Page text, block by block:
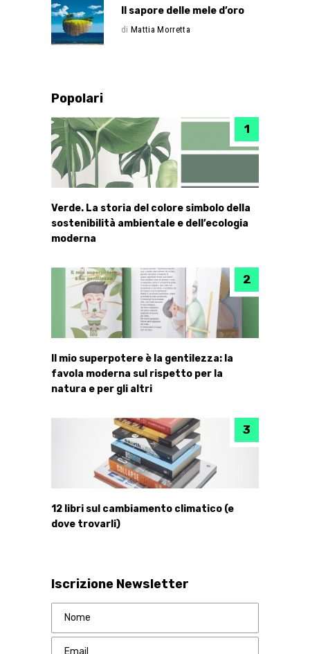
Il sapore delle mele d’oro
di Mattia Morretta
Popolari
Verde. La storia del colore simbolo della
sostenibilità ambientale e dell’ecologia
moderna
Il mio superpotere è la gentilezza: la
favola moderna sul rispetto per la
natura e per gli altri
12 libri sul cambiamento climatico (e
dove trovarli)
Iscrizione Newsletter